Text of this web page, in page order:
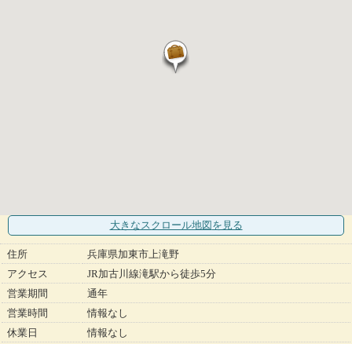
大きなスクロール地図 を見る
住所
兵庫県加東市上滝野
アクセス
JR加古川線滝駅から徒歩5分
営業期間
通年
営業時間
情報なし
休業日
情報なし